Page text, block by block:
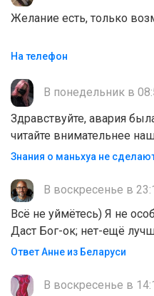
Желание есть,
На телефон
В понедельник в
Здравствуйте, авария
читайте внимательнее
Знания о маньхуа не
В воскресенье в
Всё не уймётесь) Я не
Даст Бог-ок; нет-ещё
Ответ Анне из Беларуси
В воскресенье в